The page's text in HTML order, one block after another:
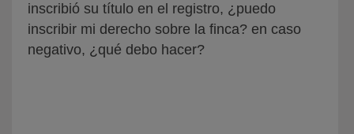
inscribió su título en el registro, ¿puedo
inscribir mi derecho sobre la finca? en caso
negativo, ¿qué debo hacer?